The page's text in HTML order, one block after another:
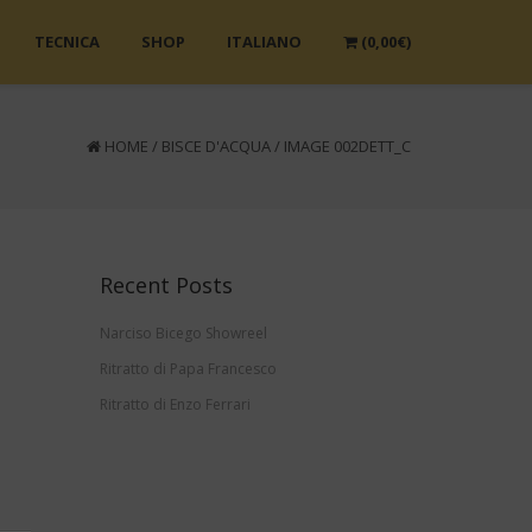
TECNICA SHOP ITALIANO (0,00€)
HOME / BISCE D'ACQUA/ IMAGE 002DETT_C
Recent Posts
Narciso Bicego Showreel
Ritratto di Papa Francesco
Ritratto di Enzo Ferrari